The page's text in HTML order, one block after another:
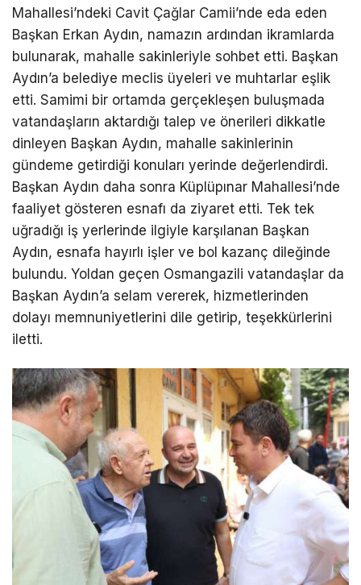
Mahallesi’ndeki Cavit Çağlar Camii’nde eda eden
Başkan Erkan Aydın, namazın ardından ikramlarda
bulunarak, mahalle sakinleriyle sohbet etti. Başkan
Aydın’a belediye meclis üyeleri ve muhtarlar eşlik
etti. Samimi bir ortamda gerçekleşen buluşmada
vatandaşların aktardığı talep ve önerileri dikkatle
dinleyen Başkan Aydın, mahalle sakinlerinin
gündeme getirdiği konuları yerinde değerlendirdi.
Başkan Aydın daha sonra Küplüpınar Mahallesi’nde
faaliyet gösteren esnafı da ziyaret etti. Tek tek
uğradığı iş yerlerinde ilgiyle karşılanan Başkan
Aydın, esnafa hayırlı işler ve bol kazanç dileğinde
bulundu. Yoldan geçen Osmangazili vatandaşlar da
Başkan Aydın’a selam vererek, hizmetlerinden
dolayı memnuniyetlerini dile getirip, teşekkürlerini
iletti.